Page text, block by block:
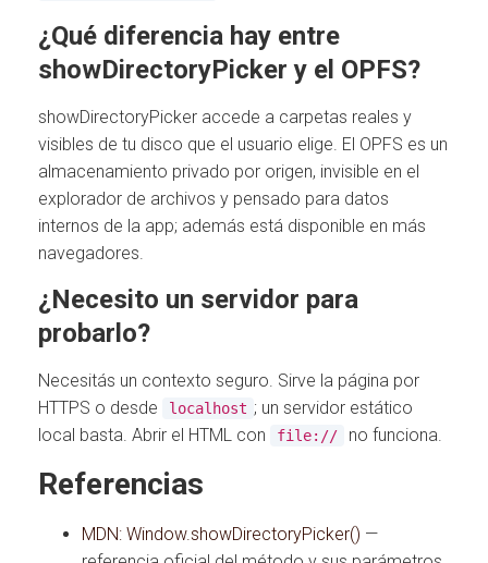
¿Qué diferencia hay entre
showDirectoryPicker y el OPFS?
showDirectoryPicker accede a carpetas reales y
visibles de tu disco que el usuario elige. El OPFS es un
almacenamiento privado por origen, invisible en el
explorador de archivos y pensado para datos
internos de la app; además está disponible en más
navegadores.
¿Necesito un servidor para
probarlo?
Necesitás un contexto seguro. Sirve la página por
HTTPS o desde
localhost ; un servidor estático
local basta. Abrir el HTML con
file:// no funciona.
Referencias
MDN: Window.showDirectoryPicker() —